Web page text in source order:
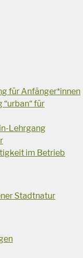
für Anfänger*innen
für
Lehrgang
im Betrieb
Stadtnatur